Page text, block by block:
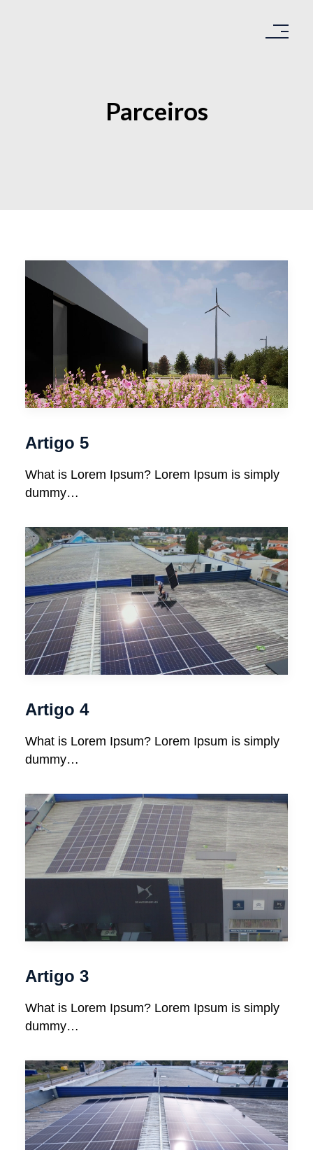
Parceiros
Artigo 5
What is Lorem Ipsum? Lorem Ipsum is simply
dummy…
Artigo 4
What is Lorem Ipsum? Lorem Ipsum is simply
dummy…
Artigo 3
What is Lorem Ipsum? Lorem Ipsum is simply
dummy…